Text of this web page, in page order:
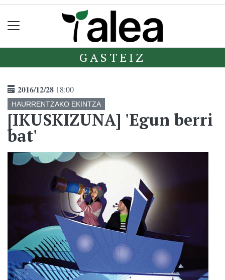
GASTEIZ
2016/12/28 18:00
HAURRENTZAKO EKINTZA
[IKUSKIZUNA] 'Egun berri
bat'